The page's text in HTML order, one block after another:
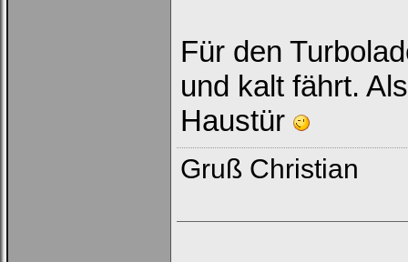
Für den
und kalt fährt.
Haustür
Gruß Christian